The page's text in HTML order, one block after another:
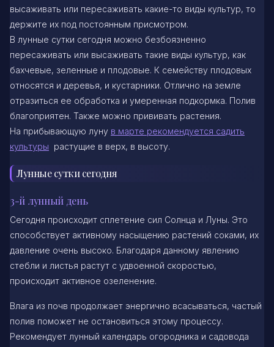
высаживать или пересаживать какие-то виды культур, то
держите их под постоянным присмотром.
В лунные сутки сегодня можно безбоязненно
пересаживать или высаживать такие виды культур, как
бахчевые, зеленные и плодовые. К семейству плодовых
относятся и деревья, и кустарники. Отлично на земле
отразиться ее обработка и умеренная подкормка. Полив
благоприятен. Также можно прививать растения.
На прибывающую луну в марте рекомендуется садить
культуры растущие в верх, в высоту.
Лунные сутки сегодня
3-й лунный день
Сегодня происходит сплетение сил Солнца и Луны. Это
способствует активному насыщению растений соками, их
давление очень высоко. Благодаря данному явлению
стебли и листья растут с удвоенной скоростью,
происходит активное озеленение.
Влага из почв продолжает энергично всасываться, частый
полив поможет не остановиться этому процессу.
Рекомендует лунный календарь огородника и садовода